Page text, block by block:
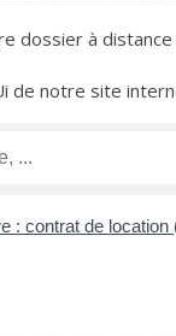
dossier à distance
de notre site
: contrat de location